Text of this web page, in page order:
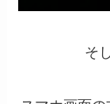
そ